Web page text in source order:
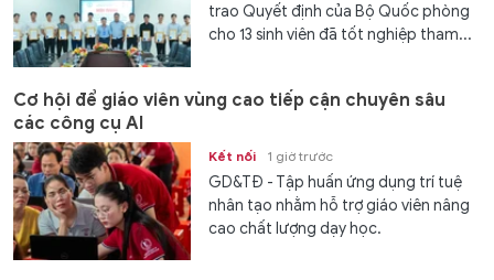
trao Quyết định của Bộ Quốc phòng
cho 13 sinh viên đã tốt nghiệp tham...
Cơ hội để giáo viên vùng cao tiếp cận chuyên sâu
các công cụ AI
Kết nối 1 giờ trước
GD&TĐ - Tập huấn ứng dụng trí tuệ
nhân tạo nhằm hỗ trợ giáo viên nâng
cao chất lượng dạy học.